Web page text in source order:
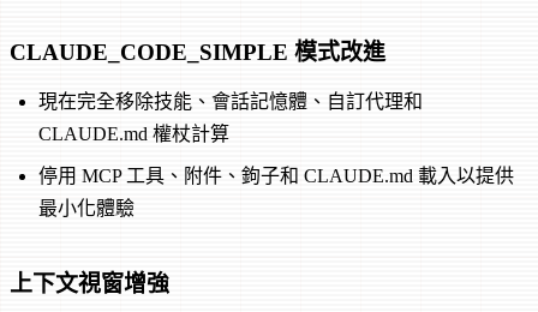
CLAUDE_CODE_SIMPLE 模式改進
現在完全移除技能、會話記憶體、自訂代理和
CLAUDE.md 權杖計算
停用 MCP 工具、附件、鉤子和 CLAUDE.md 載入以提供
最小化體驗
上下文視窗增強